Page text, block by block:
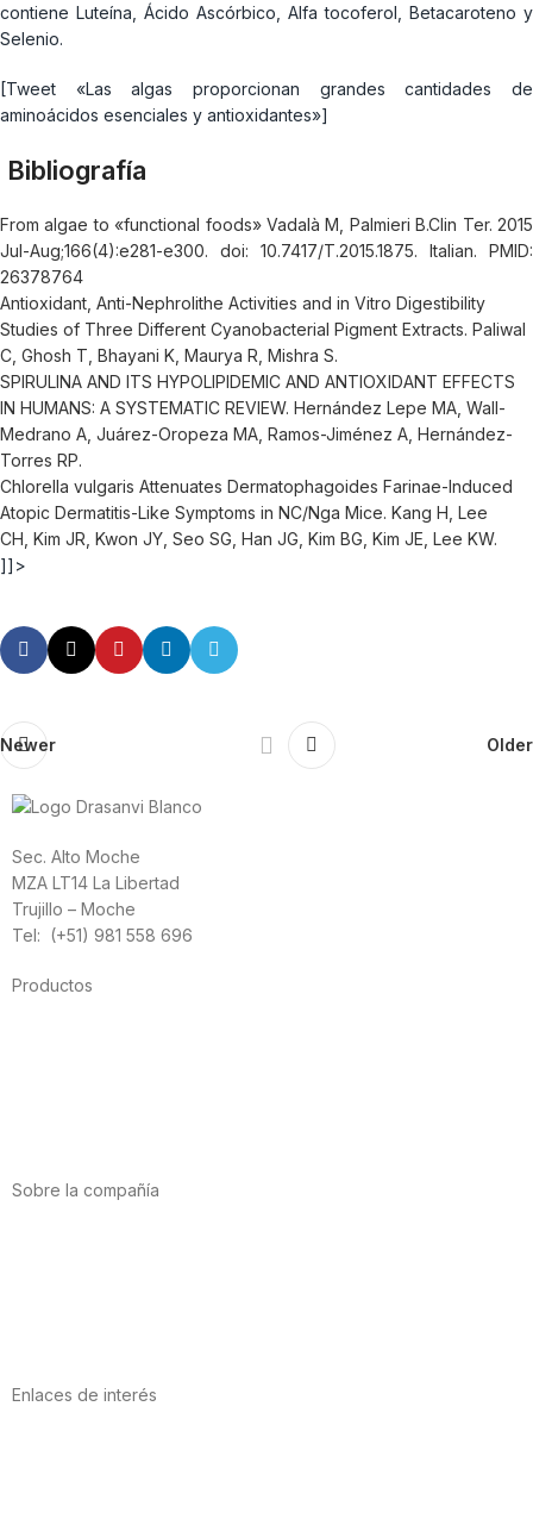
contiene Luteína, Ácido Ascórbico, Alfa tocoferol, Betacaroteno y
Selenio.
[Tweet «Las algas proporcionan grandes cantidades de
aminoácidos esenciales y antioxidantes»]
Bibliografía
From algae to «functional foods» Vadalà M, Palmieri B.Clin Ter. 2015
Jul-Aug;166(4):e281-e300. doi: 10.7417/T.2015.1875. Italian. PMID:
26378764
Antioxidant, Anti-Nephrolithe Activities and in Vitro Digestibility
Studies of Three Different Cyanobacterial Pigment Extracts. Paliwal
C, Ghosh T, Bhayani K, Maurya R, Mishra S.
SPIRULINA AND ITS HYPOLIPIDEMIC AND ANTIOXIDANT EFFECTS
IN HUMANS: A SYSTEMATIC REVIEW. Hernández Lepe MA, Wall-
Medrano A, Juárez-Oropeza MA, Ramos-Jiménez A, Hernández-
Torres RP.
Chlorella vulgaris Attenuates Dermatophagoides Farinae-Induced
Atopic Dermatitis-Like Symptoms in NC/Nga Mice. Kang H, Lee
CH, Kim JR, Kwon JY, Seo SG, Han JG, Kim BG, Kim JE, Lee KW.
]]>
Newer Older
Sec. Alto Moche
MZA LT14 La Libertad
Trujillo – Moche
Tel: (+51) 981 558 696
Productos
Sobre la compañía
Enlaces de interés